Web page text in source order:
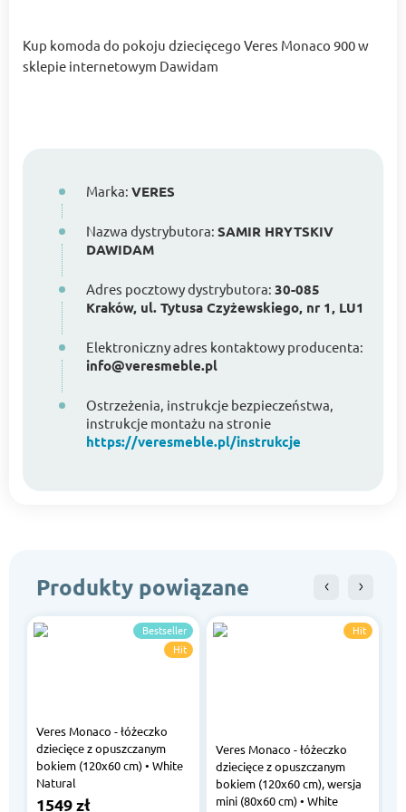
Kup komoda do pokoju dziecięcego Veres Monaco 900 w
sklepie internetowym Dawidam
Marka: VERES
Nazwa dystrybutora: SAMIR HRYTSKIV
DAWIDAM
Adres pocztowy dystrybutora: 30-085
Kraków, ul. Tytusa Czyżewskiego, nr 1, LU1
Elektroniczny adres kontaktowy producenta:
info@veresmeble.pl
Ostrzeżenia, instrukcje bezpieczeństwa,
instrukcje montażu na stronie
https://veresmeble.pl/instrukcje
Produkty powiązane
Bestseller
Hit
Veres Monaco - łóżeczko
dziecięce z opuszczanym
bokiem (120x60 cm) • White
Natural
1549 zł
Hit
Veres Monaco - łóżeczko
dziecięce z opuszczanym
bokiem (120x60 cm), wersja
mini (80x60 cm) • White